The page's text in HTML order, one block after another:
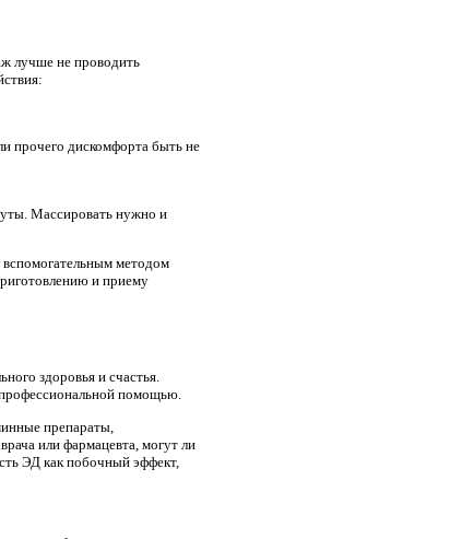
лучше не проводить
прочего дискомфорта быть не
Массировать нужно и
вспомогательным методом
и приему
здоровья и счастья.
помощью.
препараты,
или фармацевта, могут ли
ЭД как побочный эффект,